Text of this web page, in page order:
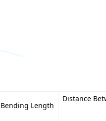
Bending Length
Distance